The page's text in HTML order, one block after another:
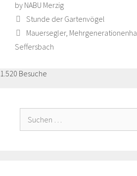
by NABU Merzig
Categories
Stunde der Gartenvögel
Tags
Mauersegler,
Seffersbach
1.520 Besuche
nach: